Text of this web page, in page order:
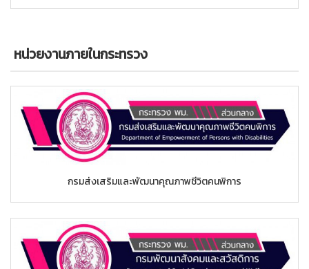
หน่วยงานภายในกระทรวง
กรมส่งเสริมและพัฒนาคุณภาพชีวิตคนพิการ